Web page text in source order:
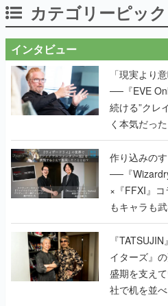
カテゴリーピッ
インタビュー
「現実より
──『EVE
続ける”クレ
く本気だった
作り込みの
──『
×『FFXI』
もキャラも
で作り込ま
く
『
イターズ』
盛期を支え
社で机を並